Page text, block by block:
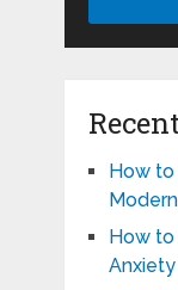
How
How
Anxiety